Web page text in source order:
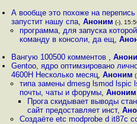
А вообще это похоже на
запустит нашу спа,Аноним (-),
программа, для запуска
команду в консоли, да ещ,
Вангую 100500 комментов ,
Gentoo, ядро оптимзировано
4600H Несколько месяц,Аноним
типа замены dmesg lsmod lspic
почты, чаты и форумы, Аноним
Прога скидывает выводы
сайт предоставляет инст,
Создаёте etc modprobe d it87с